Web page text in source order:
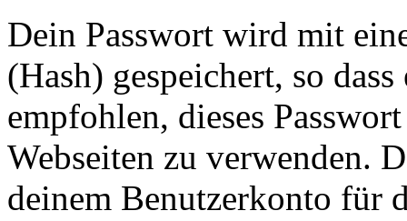
Dein Passwort wird mit
(Hash) gespeichert, so
empfohlen, dieses
Webseiten zu verwenden.
deinem Benutzerkonto für